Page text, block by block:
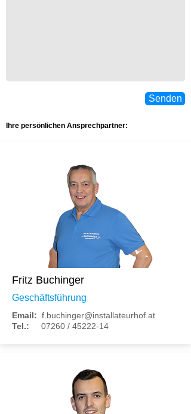
Senden
Ihre persönlichen Ansprechpartner:
Fritz Buchinger
Geschäftsführung
Email: f.buchinger@installateurhof.at
Tel.: 07260 / 45222-14